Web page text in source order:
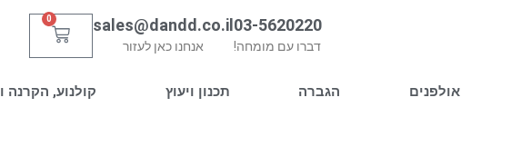
03-5620220
דברו עם מומחה!
sales@dandd.co.il
אנחנו כאן לעזור
0
עגלת
אולפנים הגברה תכנון ויעוץ קולנוע, הקרנה